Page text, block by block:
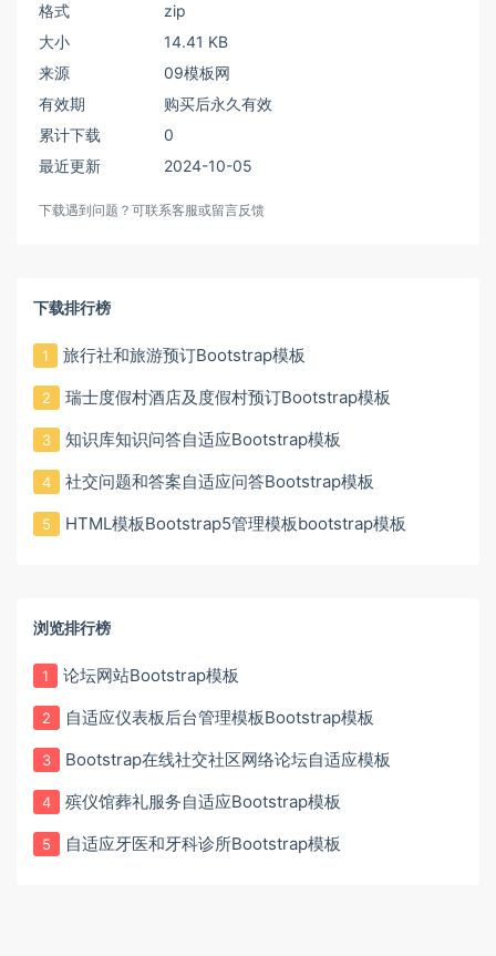
格式
zip
大小
14.41 KB
来源
09模板网
有效期
购买后永久有效
累计下载
0
最近更新
2024-10-05
下载遇到问题？可联系客服或留言反馈
下载排行榜
1 旅行社和旅游预订Bootstrap模板
2 瑞士度假村酒店及度假村预订Bootstrap模板
3 知识库知识问答自适应Bootstrap模板
4 社交问题和答案自适应问答Bootstrap模板
5 HTML模板Bootstrap5管理模板bootstrap模板
浏览排行榜
1 论坛网站Bootstrap模板
2 自适应仪表板后台管理模板Bootstrap模板
3 Bootstrap在线社交社区网络论坛自适应模板
4 殡仪馆葬礼服务自适应Bootstrap模板
5 自适应牙医和牙科诊所Bootstrap模板